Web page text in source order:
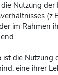
die Nutzung
im Rahmen
ist die Nutzung
eine ihrer